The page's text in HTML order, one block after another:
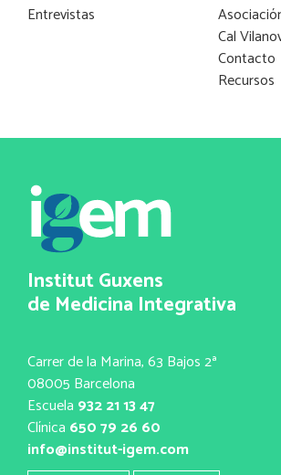
Entrevistas
Cal
Contacto
Recursos
Institut Guxens
de Medicina Integrativa
Carrer de la Marina, 63 Bajos 2ª
08005 Barcelona
Escuela 932 21 13 47
Clínica 650 79 26 60
info@institut-igem.com